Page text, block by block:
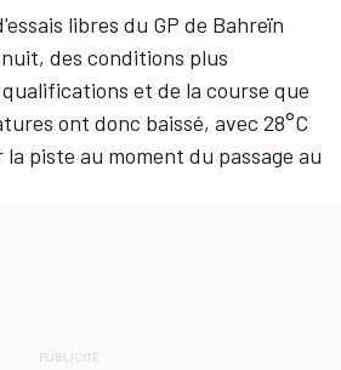
libres du GP de Bahreïn
des conditions plus
et de la course que
ont donc baissé, avec 28°C
la piste au moment du passage au